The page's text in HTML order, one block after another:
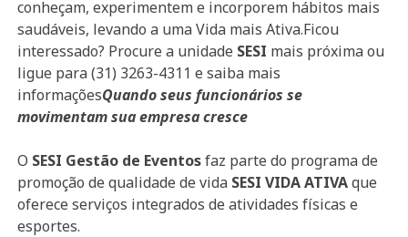
conheçam, experimentem e incorporem hábitos mais
saudáveis, levando a uma Vida mais Ativa.Ficou
interessado? Procure a unidade SESI mais próxima ou
ligue para (31) 3263-4311 e saiba mais
informaçõesQuando seus funcionários se
movimentam sua empresa cresce
O SESI Gestão de Eventosfaz parte do programa de
promoção de qualidade de vida SESI VIDA ATIVAque
oferece serviços integrados de atividades físicas e
esportes.